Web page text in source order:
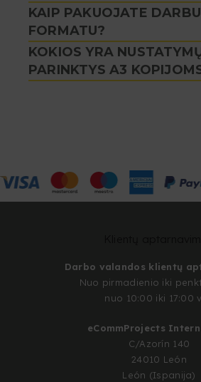
KAIP PAKUOJATE
FORMATU?
KOKIOS YRA
PARINKTYS A3
Darbo valandos klientų
Nuo pirmadienio iki
nuo 10:00 iki 17:00
eCommProjects
C/Azorín 140
24010 León
León (Ispanija)